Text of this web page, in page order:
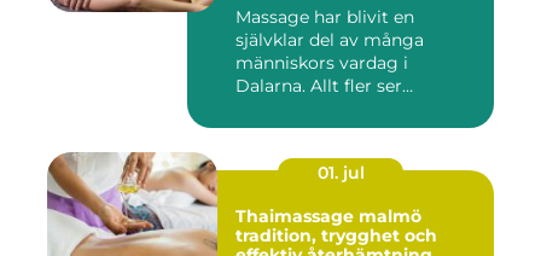
Massage har blivit en
självklar del av många
människors vardag i
Dalarna. Allt fler ser
01. jul
Thaimassage malmö
tradition, trygghet och